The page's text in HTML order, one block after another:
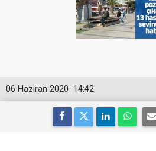
14:42
06 Haziran 2020